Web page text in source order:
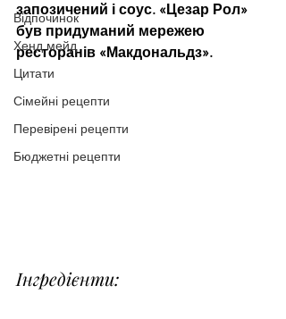
Відпочинок
Хенд мейд
Цитати
Сімейні рецепти
Перевірені рецепти
Бюджетні рецепти
запозичений і соус. «Цезар Рол»
був придуманий мережею
ресторанів «Макдональдз».
Інгредієнти: